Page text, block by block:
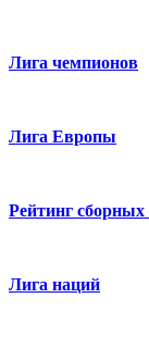
Лига чемпионов
Лига Европы
Рейтинг
Лига наций